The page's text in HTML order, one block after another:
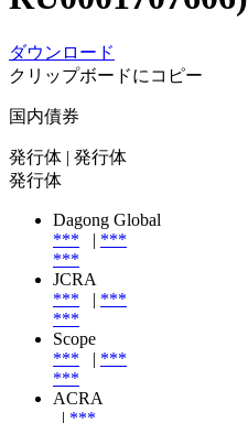
ダウンロード
クリップボードにコピー
国内債券
発行体 | 発行体
発行体
Dagong Global
***
| ***
***
JCRA
***
| ***
***
Scope
***
| ***
***
ACRA
| ***